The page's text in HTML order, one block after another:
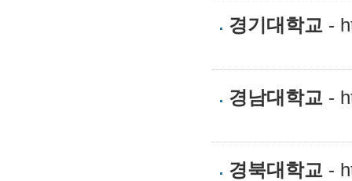
경기대학교 -
경남대학교 -
경북대학교 -